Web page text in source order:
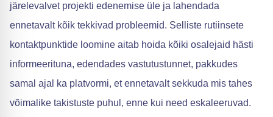
järelevalvet projekti edenemise üle ja lahendada
ennetavalt kõik tekkivad probleemid. Selliste rutiinsete
kontaktpunktide loomine aitab hoida kõiki osalejaid hästi
informeerituna, edendades vastutustunnet, pakkudes
samal ajal ka platvormi, et ennetavalt sekkuda mis tahes
võimalike takistuste puhul, enne kui need eskaleeruvad.